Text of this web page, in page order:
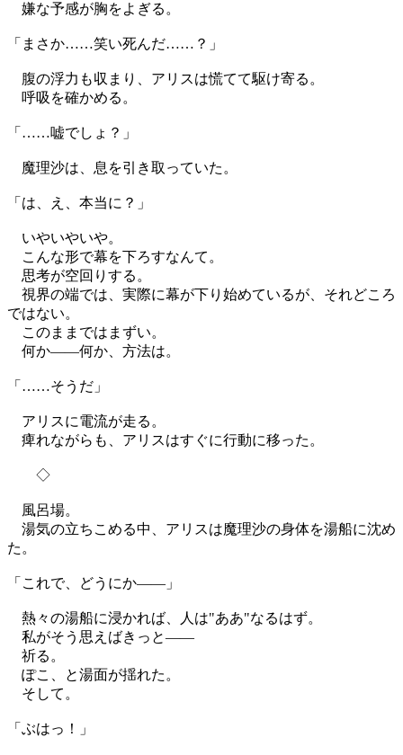
嫌な予感が胸をよぎる。
「まさか……笑い死んだ……？」
腹の浮力も収まり、アリスは慌てて駆け寄る。
呼吸を確かめる。
「……嘘でしょ？」
魔理沙は、息を引き取っていた。
「は、え、本当に？」
いやいやいや。
こんな形で幕を下ろすなんて。
思考が空回りする。
視界の端では、実際に幕が下り始めているが、それどころ
ではない。
このままではまずい。
何か——何か、方法は。
「……そうだ」
アリスに電流が走る。
痺れながらも、アリスはすぐに行動に移った。
◇
風呂場。
湯気の立ちこめる中、アリスは魔理沙の身体を湯船に沈め
た。
「これで、どうにか——」
熱々の湯船に浸かれば、人は"ああ"なるはず。
私がそう思えばきっと——
祈る。
ぽこ、と湯面が揺れた。
そして。
「ぶはっ！」